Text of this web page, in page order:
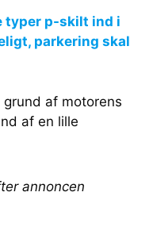
typer p-skilt ind i
parkering skal
af motorens
af en lille
annoncen